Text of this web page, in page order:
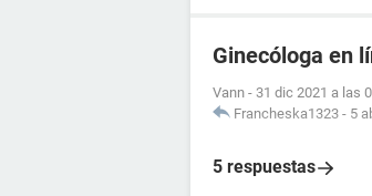
Ginecóloga en
Vann - 31 dic 2021 a las
Francheska1323 - 5
5 respuestas